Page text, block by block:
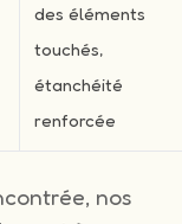
des éléments
touchés,
étanchéité
renforcée
nos